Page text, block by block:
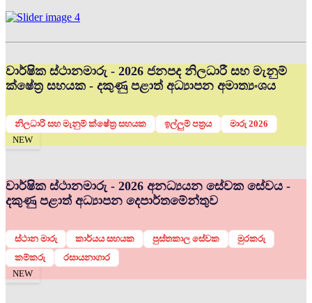
වාර්ෂික ස්ථානමාරු - 2026 ජනපද නිලධාරී සහ මැනුම්
ක්ෂේත්‍ර සහයක - දකුණු පළාත් අධ්‍යාපන අමාත්‍යංශය
නිලධාරි සහ මැනුම් ක්ෂේත්‍ර සහයක ඉල්ලුම් පත්‍රය
මාරු 2026
NEW
වාර්ෂික ස්ථානමාරු - 2026 අනධ්‍යයන සේවක සේවය -
දකුණු පළාත් අධ්‍යාපන දෙපාර්තමේන්තුව
ස්ථාන මාරු කාර්යය සහයක පුස්තකාල සේවක
මුරකරු
කම්කරු
රසායනාගාර
NEW